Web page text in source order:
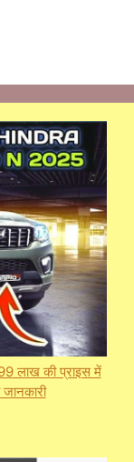
लाख की प्राइस में